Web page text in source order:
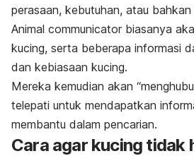
perasaan, kebutuhan, atau
Animal communicator biasanya
kucing, serta beberapa informasi
dan kebiasaan kucing.
Mereka kemudian akan
telepati untuk mendapatkan
membantu dalam pencarian.
Cara agar kucing tidak